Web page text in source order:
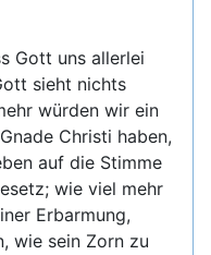
Gott uns allerlei
sieht nichts
würden wir ein
Christi haben,
auf die Stimme
wie viel mehr
Erbarmung,
wie sein Zorn zu